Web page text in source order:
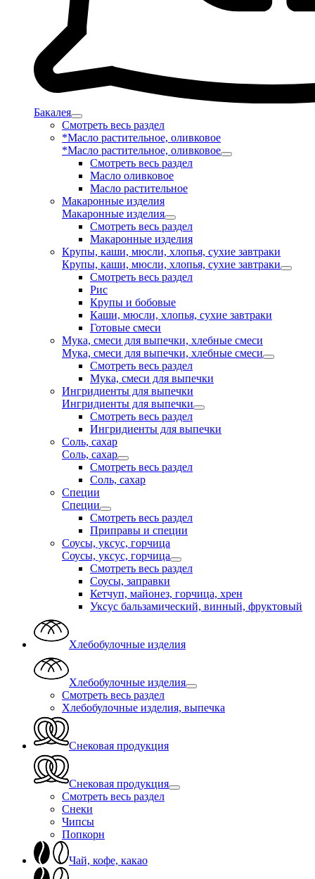
Бакалея
Смотреть весь раздел
*Масло растительное, оливковое
*Масло растительное, оливковое
Смотреть весь раздел
Масло оливковое
Масло растительное
Макаронные изделия
Макаронные изделия
Смотреть весь раздел
Макаронные изделия
Крупы, каши, мюсли, хлопья, сухие завтраки
Крупы, каши, мюсли, хлопья, сухие завтраки
Смотреть весь раздел
Рис
Крупы и бобовые
Каши, мюсли, хлопья, сухие завтраки
Готовые смеси
Мука, смеси для выпечки, хлебные смеси
Мука, смеси для выпечки, хлебные смеси
Смотреть весь раздел
Мука, смеси для выпечки
Ингридиенты для выпечки
Ингридиенты для выпечки
Смотреть весь раздел
Ингридиенты для выпечки
Соль, сахар
Соль, сахар
Смотреть весь раздел
Соль, сахар
Специи
Специи
Смотреть весь раздел
Приправы и специи
Соусы, уксус, горчица
Соусы, уксус, горчица
Смотреть весь раздел
Соусы, заправки
Кетчуп, майонез, горчица, хрен
Уксус бальзамический, винный, фруктовый
Хлебобулочные изделия
Хлебобулочные изделия
Смотреть весь раздел
Хлебобулочные изделия, выпечка
Снековая продукция
Снековая продукция
Смотреть весь раздел
Снеки
Чипсы
Попкорн
Чай, кофе, какао